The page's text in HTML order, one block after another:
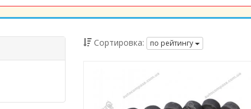
Сортировка: по рейтингу